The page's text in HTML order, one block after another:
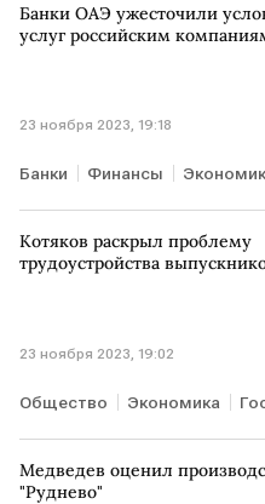
Банки ОАЭ ужесточили
услуг российским
23 ноября 2023, 19:18
Банки Финансы
Мировая экономика В
Бизнес
Котяков раскрыл проблему
трудоустройства
23 ноября 2023, 19:02
Общество Экономика
РОССИЯ работа рынок
Медведев оценил
"Руднево"